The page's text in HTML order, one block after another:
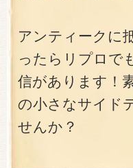
アンティークに
ったらリプロで
信があります！
の小さなサイド
せんか？